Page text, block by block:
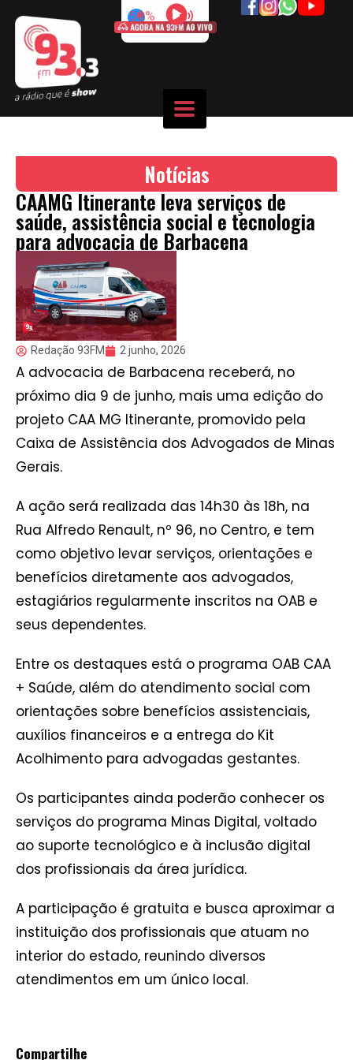
50%
Notícias
CAAMG Itinerante leva serviços de
saúde, assistência social e tecnologia
para advocacia de Barbacena
Redação 93FM 2 junho, 2026
A advocacia de Barbacena receberá, no
próximo dia 9 de junho, mais uma edição do
projeto CAA MG Itinerante, promovido pela
Caixa de Assistência dos Advogados de Minas
Gerais.
A ação será realizada das 14h30 às 18h, na
Rua Alfredo Renault, nº 96, no Centro, e tem
como objetivo levar serviços, orientações e
benefícios diretamente aos advogados,
estagiários regularmente inscritos na OAB e
seus dependentes.
Entre os destaques está o programa OAB CAA
+ Saúde, além do atendimento social com
orientações sobre benefícios assistenciais,
auxílios financeiros e a entrega do Kit
Acolhimento para advogadas gestantes.
Os participantes ainda poderão conhecer os
serviços do programa Minas Digital, voltado
ao suporte tecnológico e à inclusão digital
dos profissionais da área jurídica.
A participação é gratuita e busca aproximar a
instituição dos profissionais que atuam no
interior do estado, reunindo diversos
atendimentos em um único local.
Compartilhe